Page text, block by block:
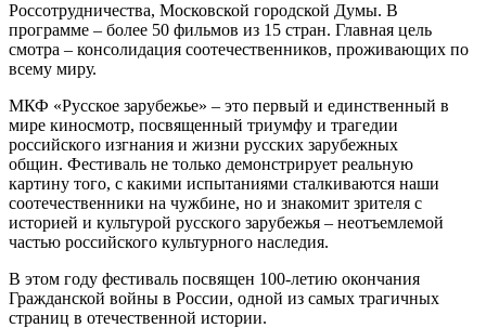
Россотрудничества, Московской городской Думы. В
программе – более 50 фильмов из 15 стран. Главная цель
смотра – консолидация соотечественников, проживающих по
всему миру.
МКФ «Русское зарубежье» – это первый и единственный в
мире киносмотр, посвященный триумфу и трагедии
российского изгнания и жизни русских зарубежных
общин. Фестиваль не только демонстрирует реальную
картину того, с какими испытаниями сталкиваются наши
соотечественники на чужбине, но и знакомит зрителя с
историей и культурой русского зарубежья – неотъемлемой
частью российского культурного наследия.
В этом году фестиваль посвящен 100-летию окончания
Гражданской войны в России, одной из самых трагичных
страниц в отечественной истории.